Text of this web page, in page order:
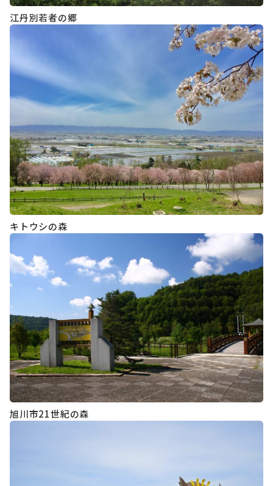
江丹別若者の郷
キトウシの森
旭川市21世紀の森